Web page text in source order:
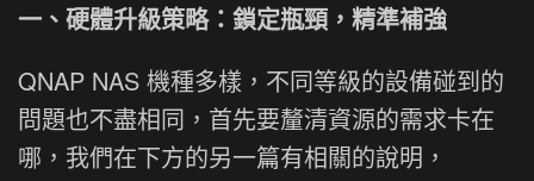
一、硬體升級策略：鎖定瓶頸，精準補強
QNAP NAS 機種多樣，不同等級的設備碰到的
問題也不盡相同，首先要釐清資源的需求卡在
哪，我們在下方的另一篇有相關的說明，